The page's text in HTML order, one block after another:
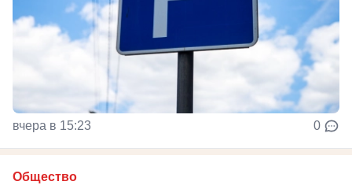
вчера в 15:23 0
Общество